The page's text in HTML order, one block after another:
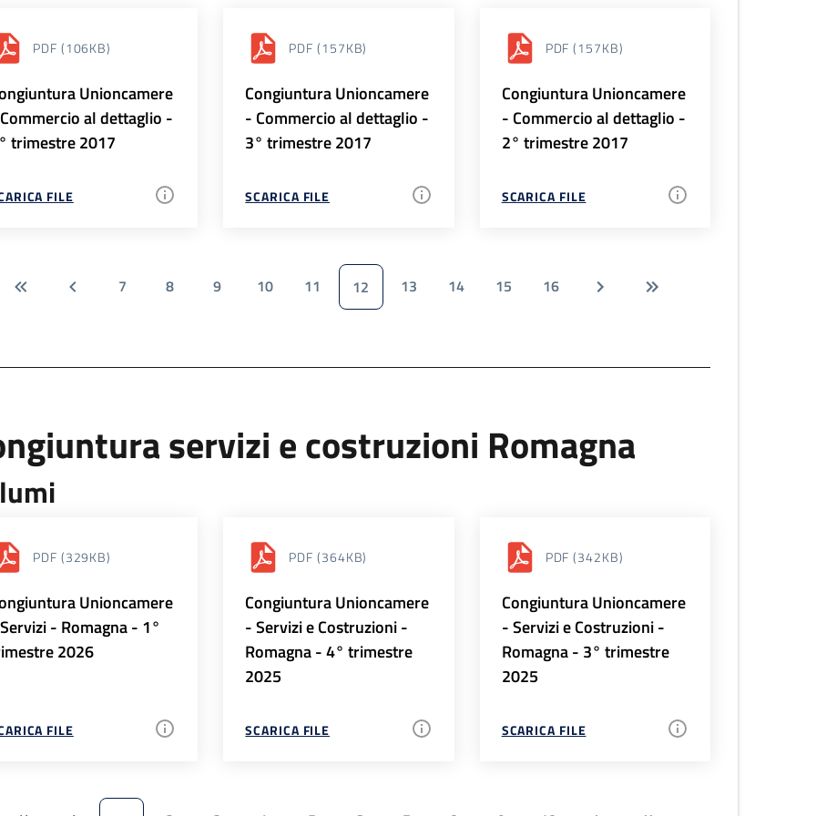
PDF (106KB)
Unioncamere
al dettaglio -
trimestre 2017
FILE
PDF (157KB)
Congiuntura Unioncamere
- Commercio al dettaglio -
3° trimestre 2017
SCARICA FILE
PDF (157KB)
Congiuntura Unioncamere
- Commercio al dettaglio -
2° trimestre 2017
SCARICA FILE
7 8 9 10 11 12 13 14 15 16
servizi e costruzioni Romagna
PDF (329KB)
Unioncamere
- Romagna - 1°
2026
FILE
PDF (364KB)
Congiuntura Unioncamere
- Servizi e Costruzioni -
Romagna - 4° trimestre
2025
SCARICA FILE
PDF (342KB)
Congiuntura Unioncamere
- Servizi e Costruzioni -
Romagna - 3° trimestre
2025
SCARICA FILE